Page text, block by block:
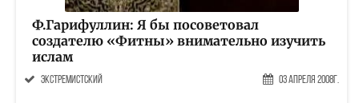
Ф.Гарифуллин: Я бы посоветовал
создателю «Фитны» внимательно изучить
ислам
экстремистский 03 Апреля 2008г.